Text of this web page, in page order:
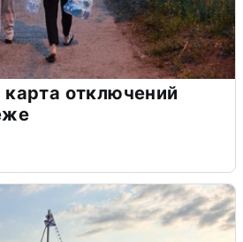
отключений